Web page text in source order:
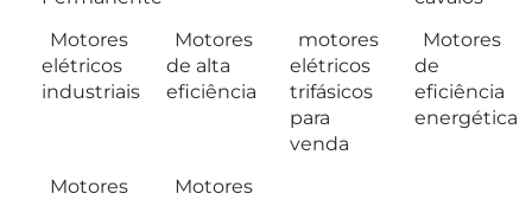
Motores
elétricos
industriais
Motores
de alta
eficiência
motores
elétricos
trifásicos
para
venda
Motores
de
eficiência
energética
Motores
Motores